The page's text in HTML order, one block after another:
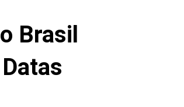
Brasil